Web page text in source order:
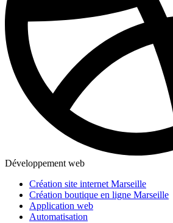
Développement web
Création site internet Marseille
Création boutique en ligne Marseille
Application web
Automatisation